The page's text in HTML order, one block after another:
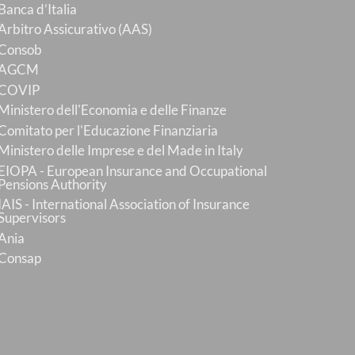
d’Italia
Assicurativo (AAS)
dell'Economia e delle Finanze
per l'Educazione Finanziaria
delle Imprese e del Made in Italy
- European Insurance and Occupational
Authority
IAIS - International Association of Insurance